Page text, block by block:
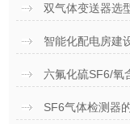
双气体变送器选
智能化配电房建
六氟化硫SF6/氧
SF6气体检测器